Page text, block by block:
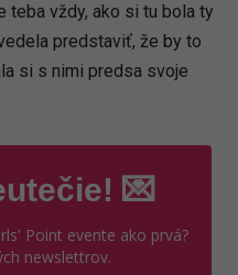
teba vždy, ako si tu bola ty
predstaviť, že by to
si s nimi predsa svoje
💌
Point evente ako prvá?
newslettrov.